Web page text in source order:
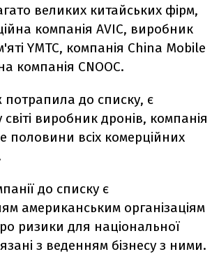
великих китайських фірм,
компанія AVIC, виробник
YMTC, компанія China Mobile
компанія CNOOC.
потрапила до списку, є
виробник дронів, компанія
половини всіх комерційних
до списку є
американським організаціям
ризики для національної
з веденням бізнесу з ними.